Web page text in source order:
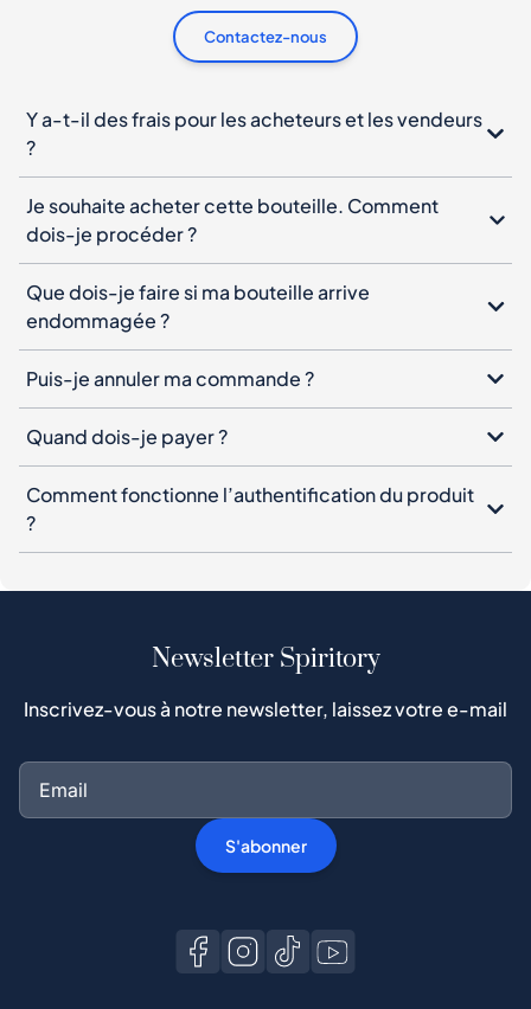
Contactez-nous
Y a-t-il des frais pour les acheteurs et les vendeurs
?
Je souhaite acheter cette bouteille. Comment
dois-je procéder ?
Que dois-je faire si ma bouteille arrive
endommagée ?
Puis-je annuler ma commande ?
Quand dois-je payer ?
Comment fonctionne l’authentification du produit
?
Newsletter Spiritory
Inscrivez-vous à notre newsletter, laissez votre e-mail
S'abonner